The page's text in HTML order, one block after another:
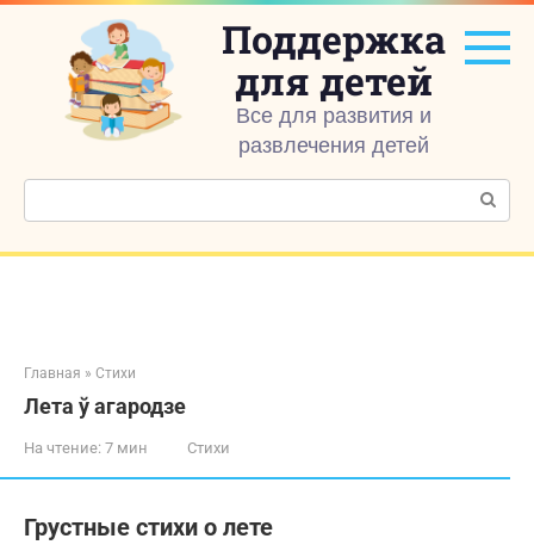
Перейти
контенту
Поддержка
для детей
Все для развития и
развлечения детей
Поиск:
Главная » Стихи
Лета ў агародзе
На чтение: 7 мин Стихи
Грустные стихи о лете